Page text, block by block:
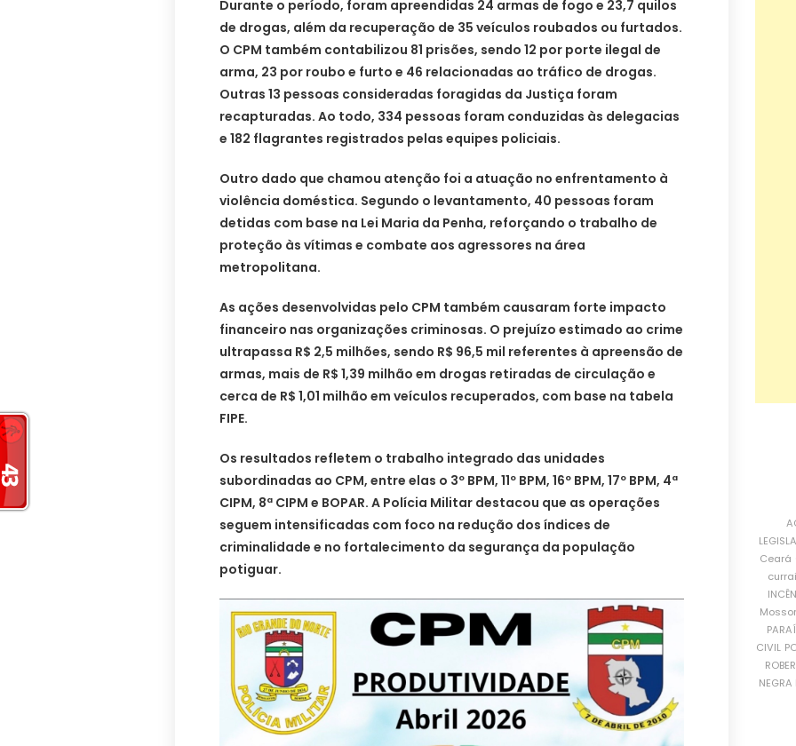
Durante o período, foram apreendidas 24 armas de fogo e 23,7 quilos
de drogas, além da recuperação de 35 veículos roubados ou furtados.
O CPM também contabilizou 81 prisões, sendo 12 por porte ilegal de
arma, 23 por roubo e furto e 46 relacionadas ao tráfico de drogas.
Outras 13 pessoas consideradas foragidas da Justiça foram
recapturadas. Ao todo, 334 pessoas foram conduzidas às delegacias
e 182 flagrantes registrados pelas equipes policiais.
Outro dado que chamou atenção foi a atuação no enfrentamento à
violência doméstica. Segundo o levantamento, 40 pessoas foram
detidas com base na Lei Maria da Penha, reforçando o trabalho de
proteção às vítimas e combate aos agressores na área
metropolitana.
As ações desenvolvidas pelo CPM também causaram forte impacto
financeiro nas organizações criminosas. O prejuízo estimado ao crime
ultrapassa R$ 2,5 milhões, sendo R$ 96,5 mil referentes à apreensão de
armas, mais de R$ 1,39 milhão em drogas retiradas de circulação e
cerca de R$ 1,01 milhão em veículos recuperados, com base na tabela
FIPE.
Os resultados refletem o trabalho integrado das unidades
subordinadas ao CPM, entre elas o 3º BPM, 11º BPM, 16º BPM, 17º BPM, 4ª
CIPM, 8ª CIPM e BOPAR. A Polícia Militar destacou que as operações
seguem intensificadas com foco na redução dos índices de
criminalidade e no fortalecimento da segurança da população
potiguar.
Ceará
CIVIL
NEGRA